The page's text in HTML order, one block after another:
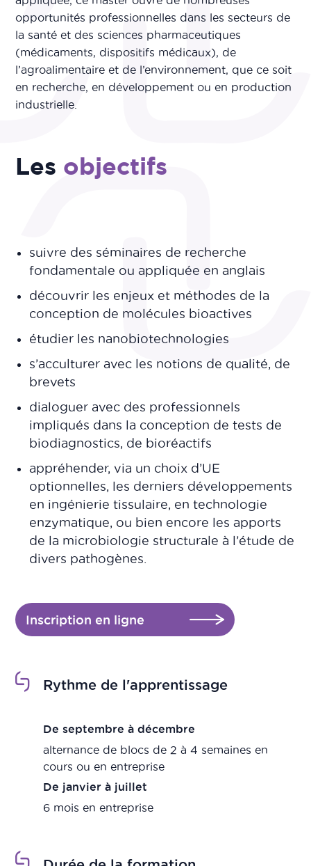
opportunités professionnelles dans les secteurs de
la santé et des sciences pharmaceutiques
(médicaments, dispositifs médicaux), de
l’agroalimentaire et de l’environnement, que ce soit
en recherche, en développement ou en production
industrielle.
Les objectifs
suivre des séminaires de recherche
fondamentale ou appliquée en anglais
découvrir les enjeux et méthodes de la
conception de molécules bioactives
étudier les nanobiotechnologies
s’acculturer avec les notions de qualité, de
brevets
dialoguer avec des professionnels
impliqués dans la conception de tests de
biodiagnostics, de bioréactifs
appréhender, via un choix d’UE
optionnelles, les derniers développements
en ingénierie tissulaire, en technologie
enzymatique, ou bien encore les apports
de la microbiologie structurale à l’étude de
divers pathogènes.
Inscription en ligne
Rythme de l'apprentissage
De septembre à décembre
alternance de blocs de 2 à 4 semaines en
cours ou en entreprise
De janvier à juillet
6 mois en entreprise